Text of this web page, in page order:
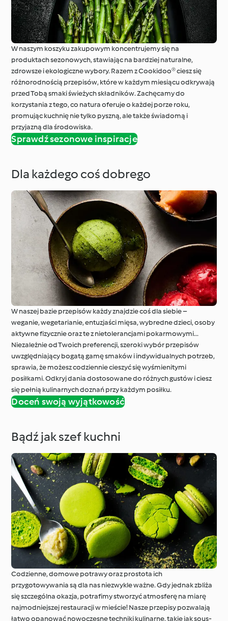
W naszym koszyku zakupowym koncentrujemy się na
produktach sezonowych, stawiając na bardziej naturalne,
zdrowsze i ekologiczne wybory. Razem z Cookidoo® ciesz się
różnorodnością przepisów, które w każdym miesiącu odkrywają
przed Tobą smaki świeżych składników. Zachęcamy do
korzystania z tego, co natura oferuje o każdej porze roku,
promując kuchnię nie tylko pyszną, ale także świadomą i
przyjazną dla środowiska.
Sprawdź sezonowe inspiracje
Dla każdego coś dobrego
W naszej bazie przepisów każdy znajdzie coś dla siebie –
weganie, wegetarianie, entuzjaści mięsa, wybredne dzieci, osoby
aktywne fizycznie oraz te z nietolerancjami pokarmowymi...
Niezależnie od Twoich preferencji, szeroki wybór przepisów
uwzględniający bogatą gamę smaków i indywidualnych potrzeb,
sprawia, że możesz codziennie cieszyć się wyśmienitymi
posiłkami. Odkryj dania dostosowane do różnych gustów i ciesz
się pełnią kulinarnych doznań przy każdym posiłku.
Doceń swoją wyjątkowość
Bądź jak szef kuchni
Codzienne, domowe potrawy oraz prostota ich
przygotowywania są dla nas niezwykle ważne. Gdy jednak zbliża
się szczególna okazja, potrafimy stworzyć atmosferę na miarę
najmodniejszej restauracji w mieście! Nasze przepisy pozwalają
łatwo opanować nowoczesne techniki kulinarne, takie jak sous-